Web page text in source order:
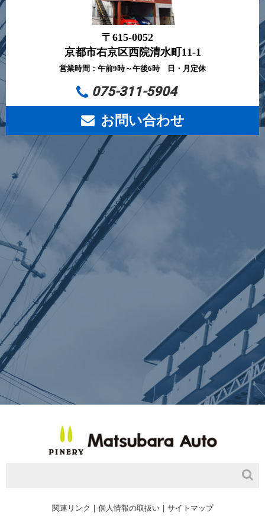
〒615-0052
京都市右京区西院清水町11-1
営業時間：午前9時～午後6時 日・月定休
075-311-5904
お問い合わせ
関連リンク 個人情報の取扱い サイトマップ